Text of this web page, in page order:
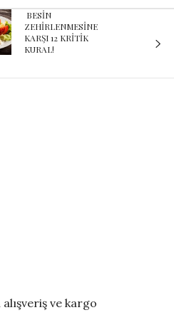
Karnaval’dan geçmişe
davet eden yeni
podcast serisi: Ayşegül
Aldinç ile O Zaman
ve kargo